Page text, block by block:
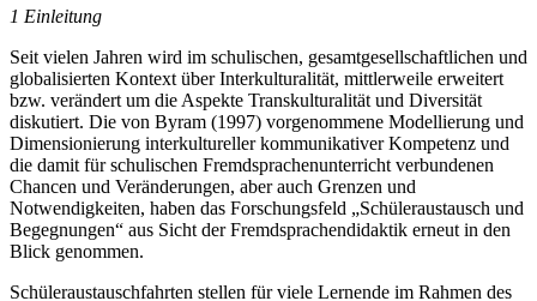
Seit vielen Jahren wird im schulischen, gesamtgesellschaftlichen und
globalisierten Kontext über Interkulturalität, mittlerweile erweitert
bzw. verändert um die Aspekte Transkulturalität und Diversität
diskutiert. Die von Byram (1997) vorgenommene Modellierung und
Dimensionierung interkultureller kommunikativer Kompetenz und
die damit für schulischen Fremdsprachenunterricht verbundenen
Chancen und Veränderungen, aber auch Grenzen und
Notwendigkeiten, haben das Forschungsfeld „Schüleraustausch und
Begegnungen“ aus Sicht der Fremdsprachendidaktik erneut in den